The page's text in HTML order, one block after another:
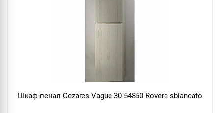
Шкаф-пенал Cezares Vague 30 54850 Rovere sbiancato